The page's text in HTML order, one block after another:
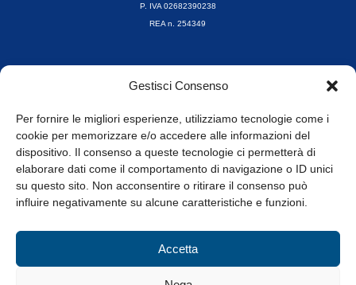
Gestisci Consenso
Per fornire le migliori esperienze, utilizziamo tecnologie come i
cookie per memorizzare e/o accedere alle informazioni del
dispositivo. Il consenso a queste tecnologie ci permetterà di
elaborare dati come il comportamento di navigazione o ID unici
su questo sito. Non acconsentire o ritirare il consenso può
influire negativamente su alcune caratteristiche e funzioni.
Accetta
P. IVA 02682390238
REA n. 254349
Orari di apertura
8.30-13.00 / 14.00-17.30
Whistleblowing
© Tutti i diritti riservati
Privacy Policy e Cookie|Informativa Cookie